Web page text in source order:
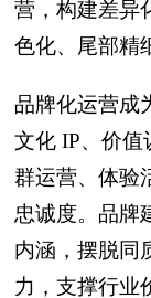
营，构建差异
色化、尾部精
品牌化运营成
文化 IP、价值
群运营、体验
忠诚度。品牌
内涵，摆脱同
力，支撑行业